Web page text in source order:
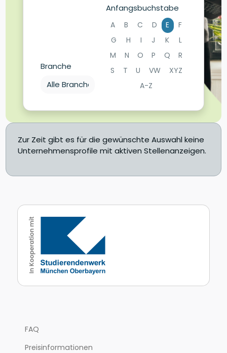
Branche
Anfangsbuchstabe
A B C D E
F
G
H I J K
L
M
N O P Q
R
S
T U VW
XYZ
A-Z
Zur Zeit gibt es für die gewünschte Auswahl keine
Unternehmensprofile mit aktiven Stellenanzeigen.
FAQ
Preisinformationen